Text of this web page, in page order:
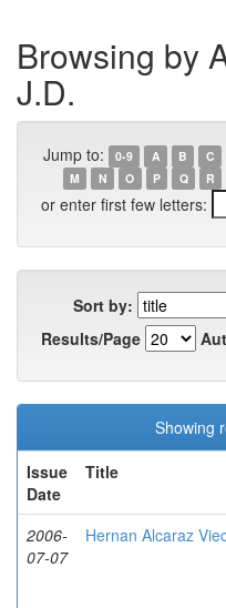
Browsing by
J.D.
Jump to: 0-9 A B C
M
N O P Q R
or enter first few letters:
Sort by:
Results/Page
Showing
Issue
Date
Title
2006-
07-07
Hernan Alcaraz